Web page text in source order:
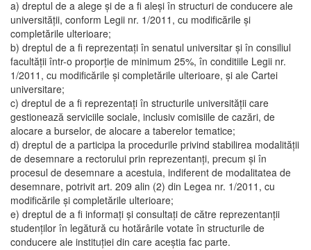
a) dreptul de a alege şi de a fi aleşi în structuri de conducere ale
universităţii, conform Legii nr. 1/2011, cu modificările şi
completările ulterioare;
b) dreptul de a fi reprezentaţi în senatul universitar şi în consiliul
facultăţii într-o proporţie de minimum 25%, în conditiile Legii nr.
1/2011, cu modificările şi completările ulterioare, şi ale Cartei
universitare;
c) dreptul de a fi reprezentaţi în structurile universităţii care
gestionează serviciile sociale, inclusiv comisiile de cazări, de
alocare a burselor, de alocare a taberelor tematice;
d) dreptul de a participa la procedurile privind stabilirea modalităţii
de desemnare a rectorului prin reprezentanţi, precum şi în
procesul de desemnare a acestuia, indiferent de modalitatea de
desemnare, potrivit art. 209 alin (2) din Legea nr. 1/2011, cu
modificările şi completările ulterioare;
e) dreptul de a fi informaţi şi consultaţi de către reprezentanţii
studenţilor în legătură cu hotărârile votate în structurile de
conducere ale instituţiei din care aceştia fac parte.